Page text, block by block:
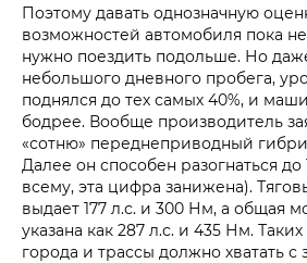
Поэтому давать однозначную
возможностей автомобиля пока
нужно поездить подольше. Но
небольшого дневного пробега,
поднялся до тех самых 40%, и
бодрее. Вообще производитель
«сотню» переднеприводный
Далее он способен разогнаться до
всему, эта цифра занижена).
выдает 177 л.с. и 300 Нм, а общая
указана как 287 л.с. и 435 Нм.
города и трассы должно хватать с